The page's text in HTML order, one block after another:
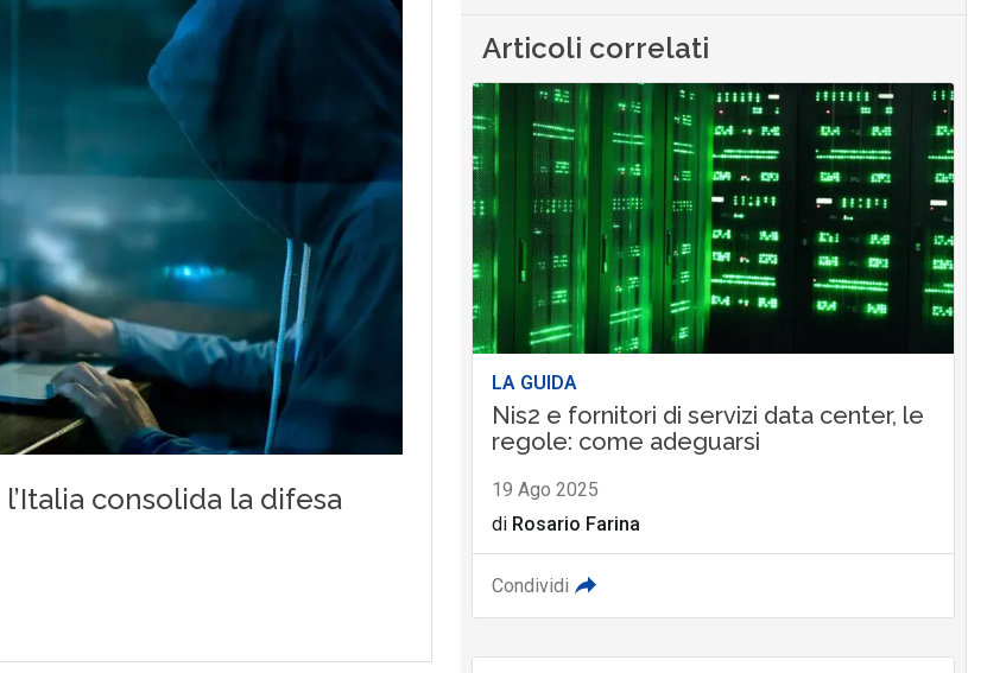
Articoli correlati
LA GUIDA
Nis2 e fornitori di servizi data center, le
regole: come adeguarsi
19 Ago 2025
di Rosario Farina
Condividi